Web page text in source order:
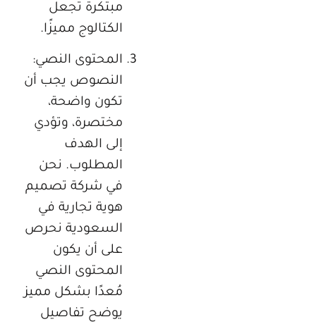
مبتكرة تجعل
الكتالوج مميزًا.
المحتوى النصي:
النصوص يجب أن
تكون واضحة،
مختصرة، وتؤدي
إلى الهدف
المطلوب. نحن
في شركة تصميم
هوية تجارية في
السعودية نحرص
على أن يكون
المحتوى النصي
مُعدًا بشكل مميز
يوضح تفاصيل